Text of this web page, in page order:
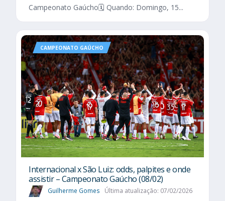
Campeonato Gaúcho🗓️ Quando: Domingo, 15...
CAMPEONATO GAÚCHO
Internacional x São Luiz: odds, palpites e onde
assistir – Campeonato Gaúcho (08/02)
Guilherme Gomes Última atualização: 07/02/2026